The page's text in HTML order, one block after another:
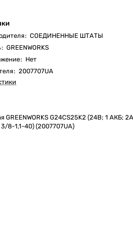
: СОЕДИНЕННЫЕ ШТАТЫ
: GREENWORKS
: Нет
: 2007707UA
GREENWORKS G24CS25K2 (24В; 1 АКБ;
8-1,1-40) (2007707UA)